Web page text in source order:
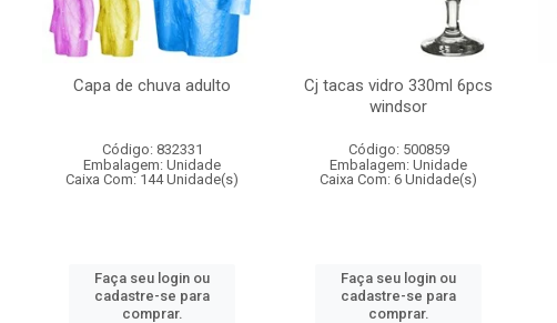
Capa de chuva adulto
Código: 832331
Embalagem: Unidade
Caixa Com: 144 Unidade(s)
Faça seu login ou
cadastre-se para
comprar.
Cj tacas vidro 330ml 6pcs
windsor
Código: 500859
Embalagem: Unidade
Caixa Com: 6 Unidade(s)
Faça seu login ou
cadastre-se para
comprar.